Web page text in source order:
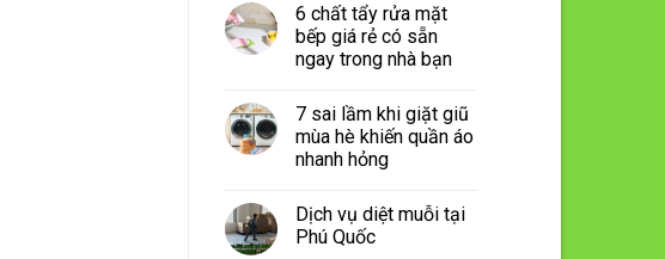
6 chất tẩy rửa mặt
bếp giá rẻ có sẵn
ngay trong nhà bạn
7 sai lầm khi giặt giũ
mùa hè khiến quần áo
nhanh hỏng
Dịch vụ diệt muỗi tại
Phú Quốc